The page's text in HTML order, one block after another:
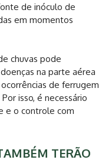
de inóculo de
em momentos
chuvas pode
na parte aérea
de ferrugem
isso, é necessário
e o controle com
TERÃO